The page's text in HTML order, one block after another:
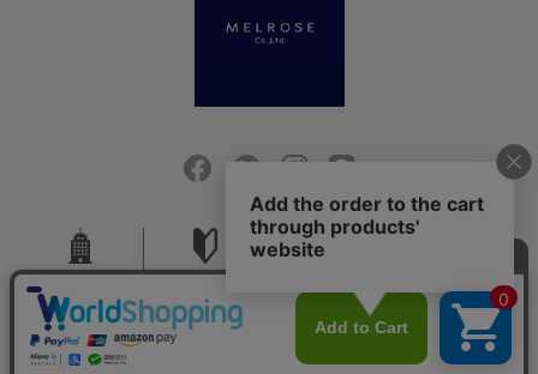
会社概要 採用情報 お問い合せ
ご利用規約 特定商取引法に基づく表記